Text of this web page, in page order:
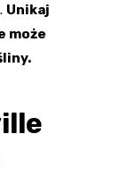
Unikaj
może